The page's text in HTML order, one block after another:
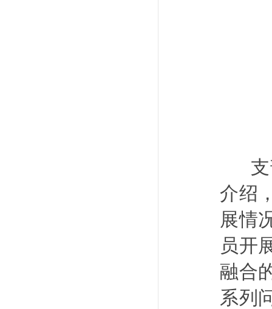
支
介绍
展情
员开
融合
系列